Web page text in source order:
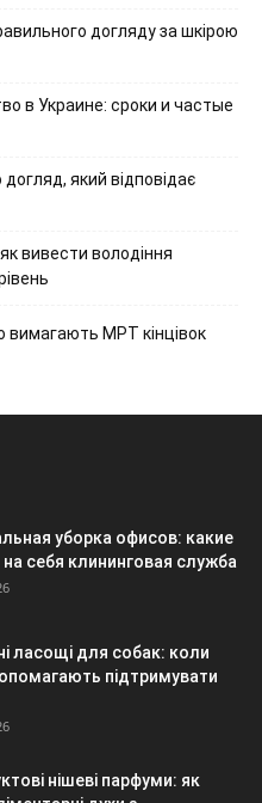
догляду за шкірою
в Украине: сроки и частые
який відповідає
вивести володіння
вимагають МРТ кінцівок
уборка офисов: какие
себя клининговая служба
ласощі для собак: коли
підтримувати
нішеві парфуми: як